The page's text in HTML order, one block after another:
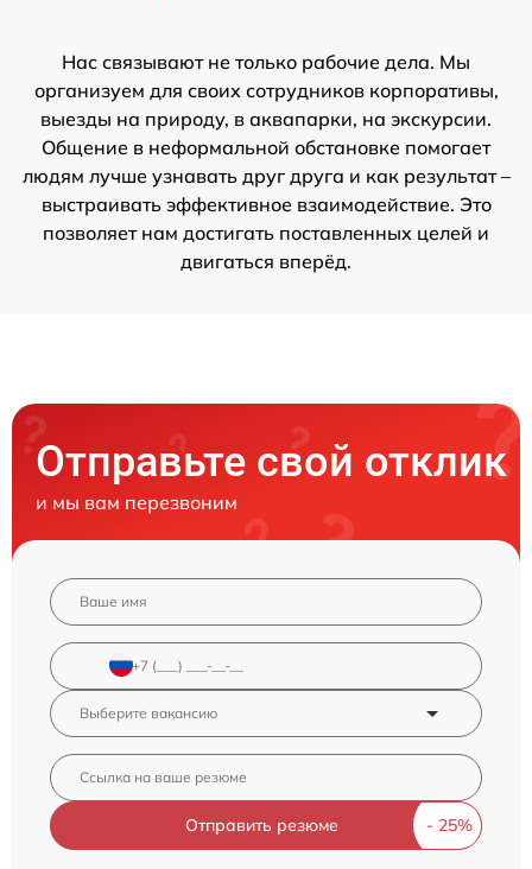
Нас связывают не только рабочие дела. Мы
организуем для своих сотрудников корпоративы,
выезды на природу, в аквапарки, на экскурсии.
Общение в неформальной обстановке помогает
людям лучше узнавать друг друга и как результат –
выстраивать эффективное взаимодействие. Это
позволяет нам достигать поставленных целей и
двигаться вперёд.
Отправьте свой отклик
и мы вам перезвоним
Отправить резюме